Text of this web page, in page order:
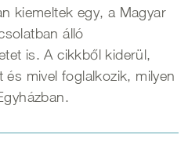
kiemeltek egy, a Magyar
álló
is. A cikkből kiderül,
és mivel foglalkozik, milyen